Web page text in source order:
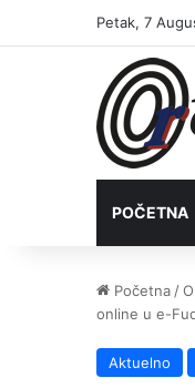
Petak, 7
POČETNA
Početna /
online u e-
Aktuelno